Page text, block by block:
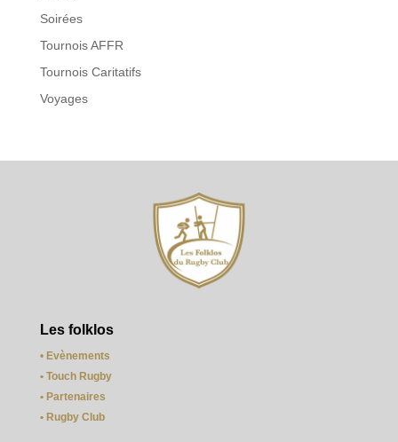
Soirées
Tournois AFFR
Tournois Caritatifs
Voyages
Les folklos
• Evènements
• Touch Rugby
• Partenaires
• Rugby Club